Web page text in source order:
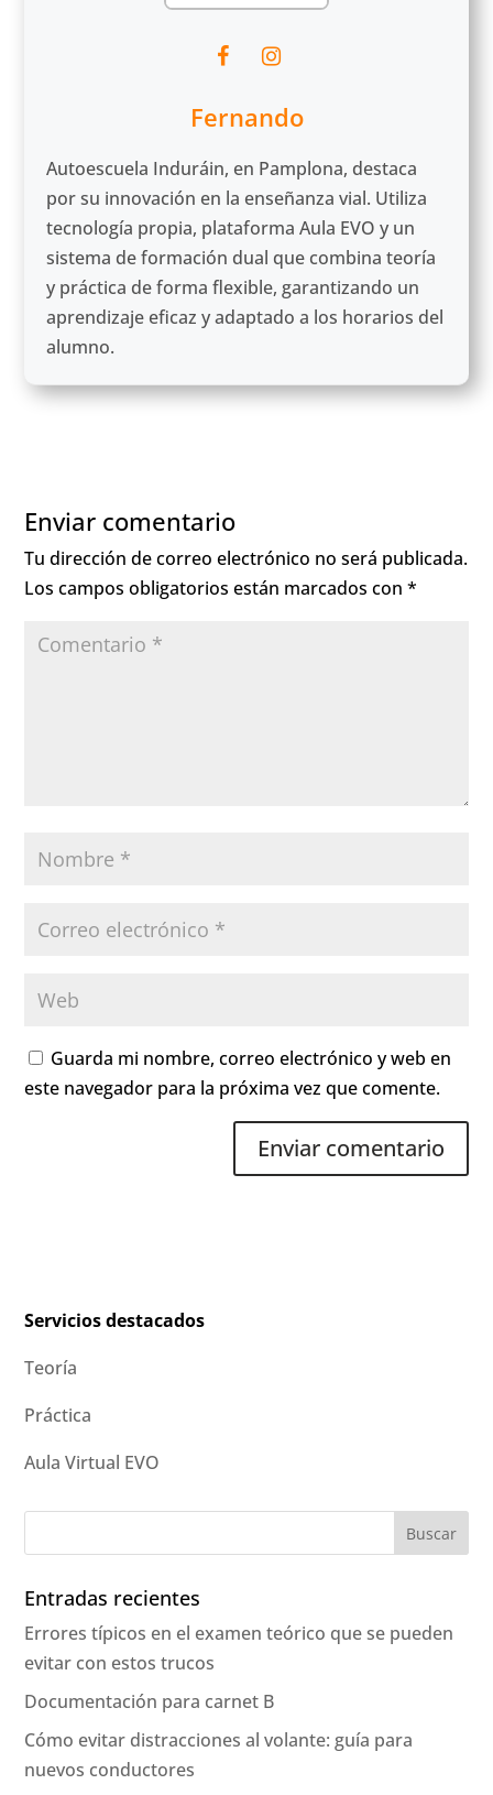
Fernando
Autoescuela Induráin, en Pamplona, destaca
por su innovación en la enseñanza vial. Utiliza
tecnología propia, plataforma Aula EVO y un
sistema de formación dual que combina teoría
y práctica de forma flexible, garantizando un
aprendizaje eficaz y adaptado a los horarios del
alumno.
Enviar comentario
Tu dirección de correo electrónico no será publicada.
Los campos obligatorios están marcados con*
Guarda mi nombre, correo electrónico y web en
este navegador para la próxima vez que comente.
Servicios destacados
Teoría
Práctica
Aula Virtual EVO
Entradas recientes
Errores típicos en el examen teórico que se pueden
evitar con estos trucos
Documentación para carnet B
Cómo evitar distracciones al volante: guía para
nuevos conductores